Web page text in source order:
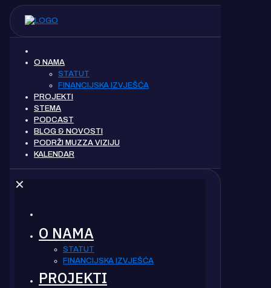
O NAMA
STATUT
FINANCIJSKA IZVJEŠĆA
PROJEKTI
STEMA
PODCAST
BLOG & NOVOSTI
PODRŽI MUZZA VIZIJU
KALENDAR
✕
O NAMA
STATUT
FINANCIJSKA IZVJEŠĆA
PROJEKTI